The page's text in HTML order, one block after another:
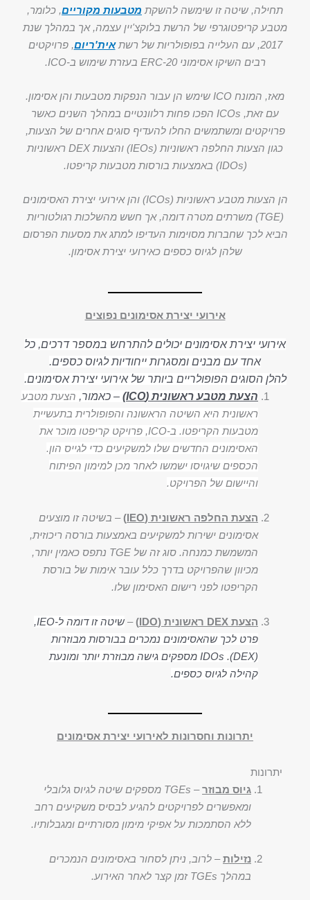
תחילה, שיטה זו שימשה להשקת מטבעות מקוריים, כלומר,
מטבע קריפטוגרפי של הרשת בלוקצ'יין עצמה, אך במהלך שנת
2017, עם העלייה בפופולריות של רשת
אית'ריום, פרויקטים
רבים השיקו אסימוני ERC-20 בעזרת שימוש ב-ICO.
מאז, המונח ICO שימש הן עבור הנפקות מטבעות והן אסימון.
עם זאת, ICOs הפכו פחות רלוונטיים במהלך השנים כאשר
פרויקטים ומשתמשים החלו להעדיף סוגים אחרים של הצעות,
כגון הצעות החלפה ראשוניות (IEOs) והצעות DEX ראשוניות
(IDOs) באמצעות בורסות מטבעות קריפטו.
הן הצעות מטבע ראשוניות (ICOs) והן אירועי יצירת האסימונים
(TGE) משרתים מטרה דומה, אך חשש מהשלכות רגולטוריות
הביא לכך שחברות מסוימות העדיפו למתג את מסעות הפרסום
שלהן לגיוס כספים כאירועי יצירת אסימון.
אירועי יצירת אסימונים נפוצים
אירועי יצירת אסימונים יכולים להתרחש במספר דרכים, כל
אחד עם מבנים ומסגרות ייחודיות לגיוס כספים.
להלן הסוגים הפופולריים ביותר של אירועי יצירת אסימונים.
הצעת מטבע ראשונית (ICO)
– כאמור, הצעת מטבע
ראשונית היא השיטה הראשונה והפופולרית בתעשיית
מטבעות הקריפטו. ב-ICO, פרויקט קריפטו מוכר את
האסימונים החדשים שלו למשקיעים כדי לגייס הון.
הכספים שיגויסו ישמשו לאחר מכן למימון הפיתוח
והיישום של הפרויקט.
הצעת החלפה ראשונית (IEO) – בשיטה זו מוצעים
אסימונים ישירות למשקיעים באמצעות בורסה ריכוזית,
המשמשת כמנחה. סוג זה של TGE נתפס כאמין יותר,
מכיוון שהפרויקט בדרך כלל עובר אימות של בורסת
הקריפטו לפני רישום האסימון שלו.
הצעת DEX ראשונית (IDO) –
שיטה זו דומה ל-IEO,
פרט לכך שהאסימונים נמכרים בבורסות מבוזרות
(DEX). IDOs מספקים גישה מבוזרת יותר ומונעת
קהילה לגיוס כספים.
יתרונות וחסרונות לאירועי יצירת אסימונים
יתרונות
גיוס מבוזר–
TGEs מספקים שיטה לגיוס גלובלי
ומאפשרים לפרויקטים להגיע לבסיס משקיעים רחב
ללא הסתמכות על אפיקי מימון מסורתיים ומגבלותיו.
נזילות– לרוב, ניתן לסחור באסימונים הנמכרים
במהלך TGEs זמן קצר לאחר האירוע.